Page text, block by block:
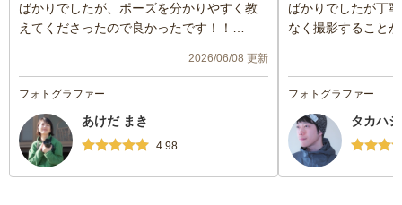
ばかりでしたが、ポーズを分かりやすく教
えてくださったので良かったです！！
対応して下さりありがとうございました✨
とても楽しい時間でした！
2026/06/08 更新
フォトグラファー
あけだ まき
4.98
ばかりでしたが丁
なく撮影すること
思ってます。柔ら
で安心して撮影を
た。
また仕上がったお
フォトグラファー
タカハ